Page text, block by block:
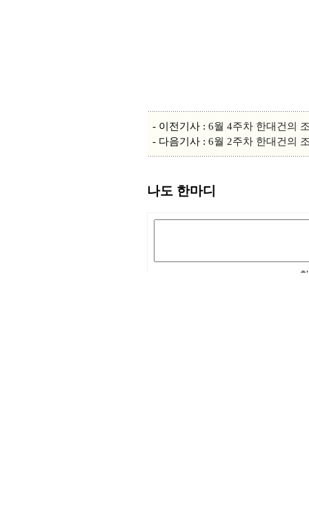
- 이전기사 : 6월 4주차 한대건의
- 다음기사 : 6월 2주차 한대건의